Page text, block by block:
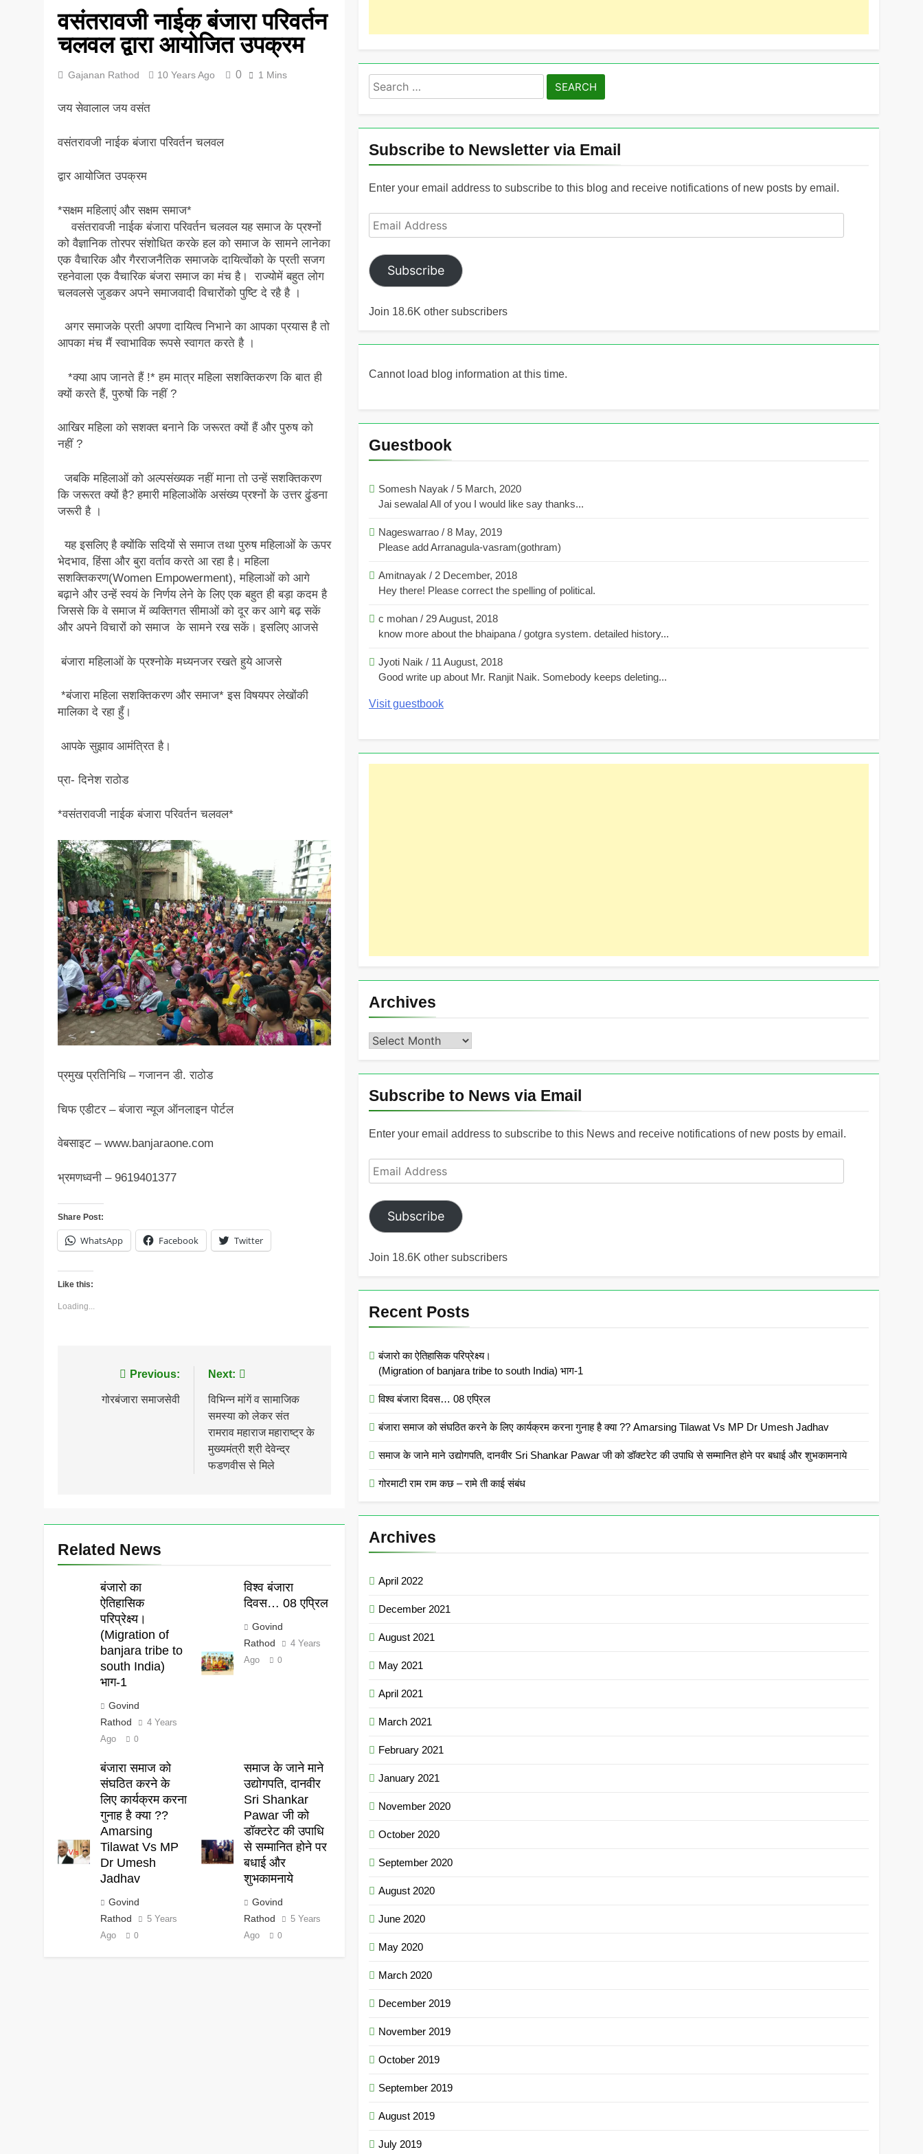
5 Years Ago
वसंतरावजी नाईक बंजारा परिवर्तन
चलवल द्वारा आयोजित उपक्रम
Gajanan Rathod 10 Years Ago 0 1 Mins
​जय सेवालाल जय वसंत
वसंतरावजी नाईक बंजारा परिवर्तन चलवल
द्वार आयोजित उपक्रम
*सक्षम महिलाएं और सक्षम समाज*
वसंतरावजी नाईक बंजारा परिवर्तन चलवल यह समाज के प्रश्नों
को वैज्ञानिक तोरपर संशोधित करके हल को समाज के सामने लानेका
एक वैचारिक और गैरराजनैतिक समाजके दायित्वोंको के प्रती सजग
रहनेवाला एक वैचारिक बंजरा समाज का मंच है। राज्योमें बहुत लोग
चलवलसे जुडकर अपने समाजवादी विचारोंको पुष्टि दे रहै है ।
अगर समाजके प्रती अपणा दायित्व निभाने का आपका प्रयास है तो
आपका मंच मैं स्वाभाविक रूपसे स्वागत करते है ।
*क्या आप जानते हैं !* हम मात्र महिला सशक्तिकरण कि बात ही
क्यों करते हैं, पुरुषों कि नहीं ?
आखिर महिला को सशक्त बनाने कि जरूरत क्यों हैं और पुरुष को
नहीं ?
जबकि महिलाओं को अल्पसंख्यक नहीं माना तो उन्हें सशक्तिकरण
कि जरूरत क्यों है? हमारी महिलाओंके असंख्य प्रश्नों के उत्तर ढुंडना
जरूरी है ।
यह इसलिए है क्योंकि सदियों से समाज तथा पुरुष महिलाओं के ऊपर
भेदभाव, हिंसा और बुरा वर्ताव करते आ रहा है। महिला
सशक्तिकरण(Women Empowerment), महिलाओं को आगे
बढ़ाने और उन्हें स्वयं के निर्णय लेने के लिए एक बहुत ही बड़ा कदम है
जिससे कि वे समाज में व्यक्तिगत सीमाओं को दूर कर आगे बढ़ सकें
और अपने विचारों को समाज के सामने रख सकें। इसलिए आजसे
बंजारा महिलाओं के प्रश्नोके मध्यनजर रखते हुये आजसे
*बंजारा महिला सशक्तिकरण और समाज* इस विषयपर लेखोंकी
मालिका दे रहा हुँ।
आपके सुझाव आमंत्रित है।
प्रा- दिनेश राठोड
*वसंतरावजी नाईक बंजारा परिवर्तन चलवल*
प्रमुख प्रतिनिधि – गजानन डी. राठोड
चिफ एडीटर – बंजारा न्यूज ऑनलाइन पोर्टल
वेबसाइट – www.banjaraone.com
भ्रमणध्वनी – 9619401377
Share Post:
WhatsApp Facebook Twitter
Like this:
Loading...
navigation
Previous:
गोरबंजारा समाजसेवी
Next:
विभिन्न मांगें व सामाजिक
समस्या को लेकर संत
रामराव महाराज महाराष्ट्र के
मुख्यमंत्री श्री देवेन्द्र
फडणवीस से मिले
Related News
बंजारो का
ऐतिहासिक
परिप्रेक्ष्य।
(Migration of
banjara tribe to
south India)
भाग-1
Govind
Rathod
4 Years
Ago
0
विश्व बंजारा
दिवस… 08 एप्रिल
Govind
Rathod
4 Years
Ago
0
बंजारा समाज को
संघठित करने के
लिए कार्यक्रम करना
गुनाह है क्या ??
Amarsing
Tilawat Vs MP
Dr Umesh
Jadhav
Govind
Rathod
5 Years
Ago
0
समाज के जाने माने
उद्योगपति, दानवीर
Sri Shankar
Pawar जी को
डॉक्टरेट की उपाधि
से सम्मानित होने पर
बधाई और
शुभकामनाये
Govind
Rathod
5 Years
Ago
0
Search
for:
Subscribe to Newsletter via Email
Enter your email address to subscribe to this blog and receive notifications of new posts by email.
Email
Address
Subscribe
Join 18.6K other subscribers
Cannot load blog information at this time.
Guestbook
Somesh Nayak / 5 March, 2020
Jai sewalal All of you I would like say thanks...
Nageswarrao / 8 May, 2019
Please add Arranagula-vasram(gothram)
Amitnayak / 2 December, 2018
Hey there! Please correct the spelling of political.
c mohan / 29 August, 2018
know more about the bhaipana / gotgra system. detailed history...
Jyoti Naik / 11 August, 2018
Good write up about Mr. Ranjit Naik. Somebody keeps deleting...
Visit guestbook
Archives
Archives
Subscribe to News via Email
Enter your email address to subscribe to this News and receive notifications of new posts by email.
Email
Address
Subscribe
Join 18.6K other subscribers
Recent Posts
बंजारो का ऐतिहासिक परिप्रेक्ष्य।
(Migration of banjara tribe to south India) भाग-1
विश्व बंजारा दिवस… 08 एप्रिल
बंजारा समाज को संघठित करने के लिए कार्यक्रम करना गुनाह है क्या ?? Amarsing Tilawat Vs MP Dr Umesh Jadhav
समाज के जाने माने उद्योगपति, दानवीर Sri Shankar Pawar जी को डॉक्टरेट की उपाधि से सम्मानित होने पर बधाई और शुभकामनाये
गोरमाटी राम राम कछ – रामे ती काई संबंध
Archives
April 2022
December 2021
August 2021
May 2021
April 2021
March 2021
February 2021
January 2021
November 2020
October 2020
September 2020
August 2020
June 2020
May 2020
March 2020
December 2019
November 2019
October 2019
September 2019
August 2019
July 2019